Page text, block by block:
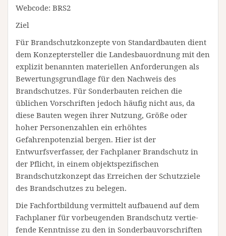
Webcode: BRS2
Ziel
Für Brandschutzkonzepte von Standardbauten dient
dem Konzeptersteller die Landesbauordnung mit den
explizit benannten materiellen Anforderungen als
Bewertungsgrundlage für den Nachweis des
Brandschutzes. Für Sonderbauten reichen die
üblichen Vorschriften jedoch häufig nicht aus, da
diese Bauten wegen ihrer Nutzung, Größe oder
hoher Personenzahlen ein erhöhtes
Gefahrenpotenzial bergen. Hier ist der
Entwurfsverfasser, der Fachplaner Brandschutz in
der Pflicht, in einem objektspezifischen
Brandschutzkonzept das Erreichen der Schutzziele
des Brandschutzes zu belegen.
Die Fachfortbildung vermittelt aufbauend auf dem
Fachplaner für vorbeugenden Brandschutz vertie-
fende Kenntnisse zu den in Sonderbauvorschriften